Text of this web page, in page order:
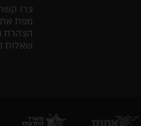
צרו קשר
מפת
הצהרת
שאלות